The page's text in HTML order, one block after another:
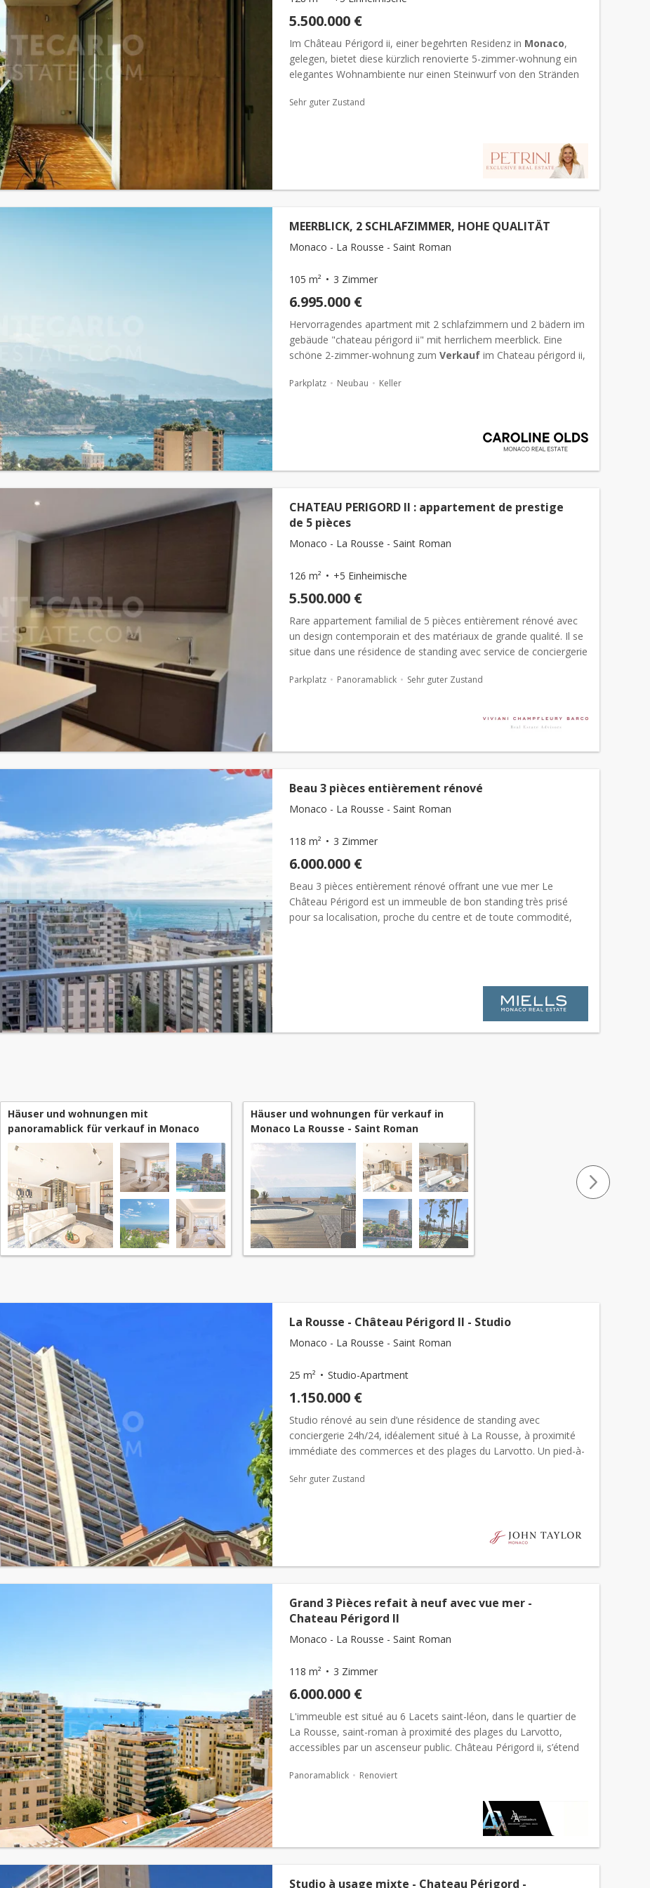
5.500.000 €
Im Château Périgord ii, einer begehrten Residenz in Monaco,
gelegen, bietet diese kürzlich renovierte 5-zimmer-wohnung ein
elegantes Wohnambiente nur einen Steinwurf von den Stränden
Sehr guter Zustand
MEERBLICK, 2 SCHLAFZIMMER, HOHE QUALITÄT
Monaco - La Rousse - Saint Roman
105 m² 3 Zimmer
6.995.000 €
Hervorragendes apartment mit 2 schlafzimmern und 2 bädern im
gebäude "chateau périgord ii" mit herrlichem meerblick. Eine
schöne 2-zimmer-wohnung zum Verkauf im Chateau périgord ii,
Parkplatz Neubau Keller
CHATEAU PERIGORD II : appartement de prestige
de 5 pièces
Monaco - La Rousse - Saint Roman
126 m² +5 Einheimische
5.500.000 €
Rare appartement familial de 5 pièces entièrement rénové avec
un design contemporain et des matériaux de grande qualité. Il se
situe dans une résidence de standing avec service de conciergerie
Parkplatz Panoramablick Sehr guter Zustand
Beau 3 pièces entièrement rénové
Monaco - La Rousse - Saint Roman
118 m² 3 Zimmer
6.000.000 €
Beau 3 pièces entièrement rénové offrant une vue mer Le
Château Périgord est un immeuble de bon standing très prisé
pour sa localisation, proche du centre et de toute commodité,
Häuser und wohnungen mit
panoramablick für verkauf in Monaco
Häuser und wohnungen für verkauf in
Monaco La Rousse - Saint Roman
La Rousse - Château Périgord II - Studio
Monaco - La Rousse - Saint Roman
25 m² Studio-Apartment
1.150.000 €
Studio rénové au sein d’une résidence de standing avec
conciergerie 24h/24, idéalement situé à La Rousse, à proximité
immédiate des commerces et des plages du Larvotto. Un pied-à-
Sehr guter Zustand
Grand 3 Pièces refait à neuf avec vue mer -
Chateau Périgord II
Monaco - La Rousse - Saint Roman
118 m² 3 Zimmer
6.000.000 €
L'immeuble est situé au 6 Lacets saint-léon, dans le quartier de
La Rousse, saint-roman à proximité des plages du Larvotto,
accessibles par un ascenseur public. Château Périgord ii, s’étend
Panoramablick Renoviert
Studio à usage mixte - Chateau Périgord -